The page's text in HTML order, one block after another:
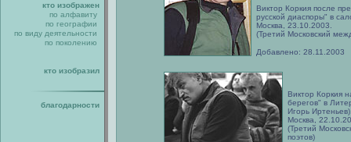
кто изображен
по алфавиту
по географии
по виду деятельности
по поколению
кто изобразил
благодарности
Виктор Коркия после
русской диаспоры" в
Москва, 23.10.2003.
(Третий Московский
Добавлено: 28.11.2003
Виктор Коркия
берегов" в
Игорь
Москва,
(Третий
поэтов)